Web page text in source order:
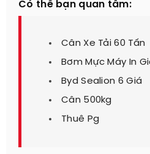
Có thể bạn quan tâm:
Cân Xe Tải 60 Tấn
Bơm Mực Máy In
Byd Sealion 6 Giá
Cân 500kg
Thuê Pg